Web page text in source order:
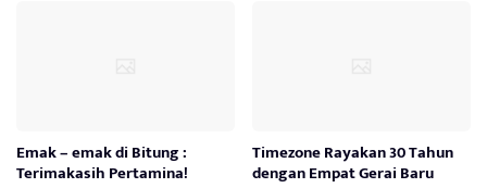
Emak – emak di Bitung :
Terimakasih Pertamina!
Timezone Rayakan 30 Tahun
dengan Empat Gerai Baru